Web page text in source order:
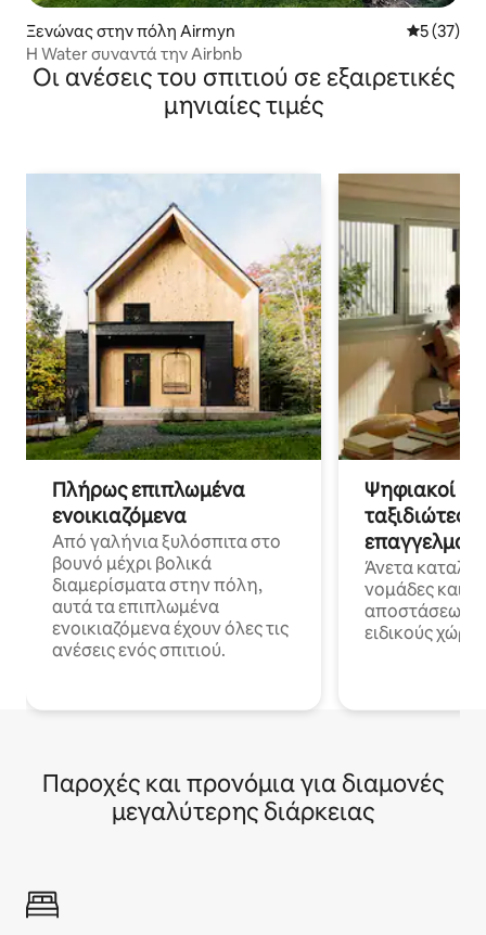
Ξενώνας στην πόλη Airmyn Μέση
5 (37)
Η Water συναντά την Airbnb
Οι ανέσεις του σπιτιού σε εξαιρετικές
μηνιαίες τιμές
Πλήρως επιπλωμένα
ενοικιαζόμενα
Από γαλήνια ξυλόσπιτα στο
βουνό μέχρι βολικά
διαμερίσματα στην πόλη,
αυτά τα επιπλωμένα
ενοικιαζόμενα έχουν όλες τις
ανέσεις ενός σπιτιού.
Ψηφιακοί
ταξιδιώτες
Άνετα
νομάδες και
αποστάσεως
ειδικούς
Παροχές και προνόμια για διαμονές
μεγαλύτερης διάρκειας